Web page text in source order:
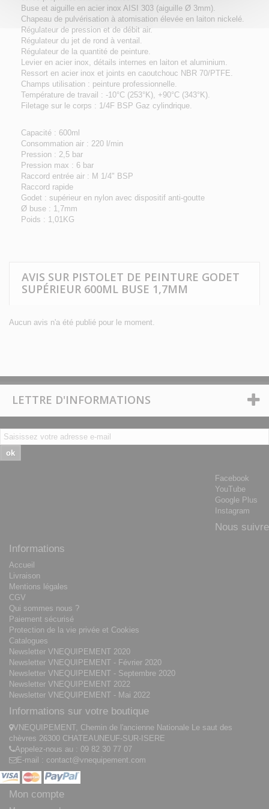
Buse et aiguille en acier inox AISI 303 (aiguille Ø 3mm).
Chapeau de pulvérisation à atomisation élevée en laiton nickelé.
Régulateur de pression et de débit air.
Régulateur du jet de rond à ventail.
Régulateur de la quantité de peinture.
Levier en acier inox, détails internes en laiton et aluminium.
Ressort en acier inox et joints en caoutchouc NBR 70/PTFE.
Champs utilisation : peinture professionnelle.
Température de travail : -10°C (253°K), +90°C (343°K).
Filetage sur le corps : 1/4F BSP Gaz cylindrique.
Capacité : 600ml
Consommation air : 220 l/min
Pression : 2,5 bar
Pression max : 6 bar
Raccord entrée air : M 1/4" BSP
Raccord rapide
Godet : supérieur en nylon avec dispositif anti-goutte
Ø buse : 1,7mm
Poids : 1,01KG
AVIS SUR PISTOLET DE PEINTURE GODET
SUPÉRIEUR 600ML BUSE 1,7MM
Aucun avis n'a été publié pour le moment.
LETTRE D'INFORMATIONS
ok
Facebook
YouTube
Google Plus
Instagram
Nous suivre
Informations
Accueil
Livraison
Mentions légales
CGV
Qui sommes nous ?
Paiement sécurisé
Protection de la vie privée et Cookies
Catalogues
Newsletter VNEQUIPEMENT 2020
Newsletter VNEQUIPEMENT - Février 2020
Newsletter VNEQUIPEMENT - Septembre 2020
Newsletter VNEQUIPEMENT 2022
Newsletter VNEQUIPEMENT - Mai 2022
Informations sur votre boutique
VNEQUIPEMENT, Chemin de l'ancienne Nationale Le saut des
chèvres 26300 CHATEAUNEUF-SUR-ISERE
Appelez-nous au : 09 82 30 77 07
E-mail : contact@vnequipement.com
Mon compte